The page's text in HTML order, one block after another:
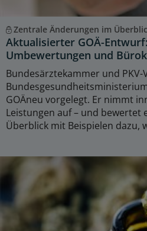
Zentrale Änderungen im
Aktualisierter GOÄ-
Umbewertungen und
Bundesärztekammer und
GOÄneu vorgelegt. Er nimmt
Leistungen auf – und bewertet
Überblick mit Beispielen dazu,